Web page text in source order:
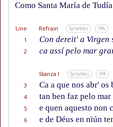
Como Santa María de
Line Refrain Syllables IPA
1 Con dereit' a Virgen
2 ca assí pelo mar
Stanza I Syllables IPA
3 Ca a que nos abr' os
4 tan ben faz pelo mar
5 e quen aquesto non
6 e de Déus en nïún